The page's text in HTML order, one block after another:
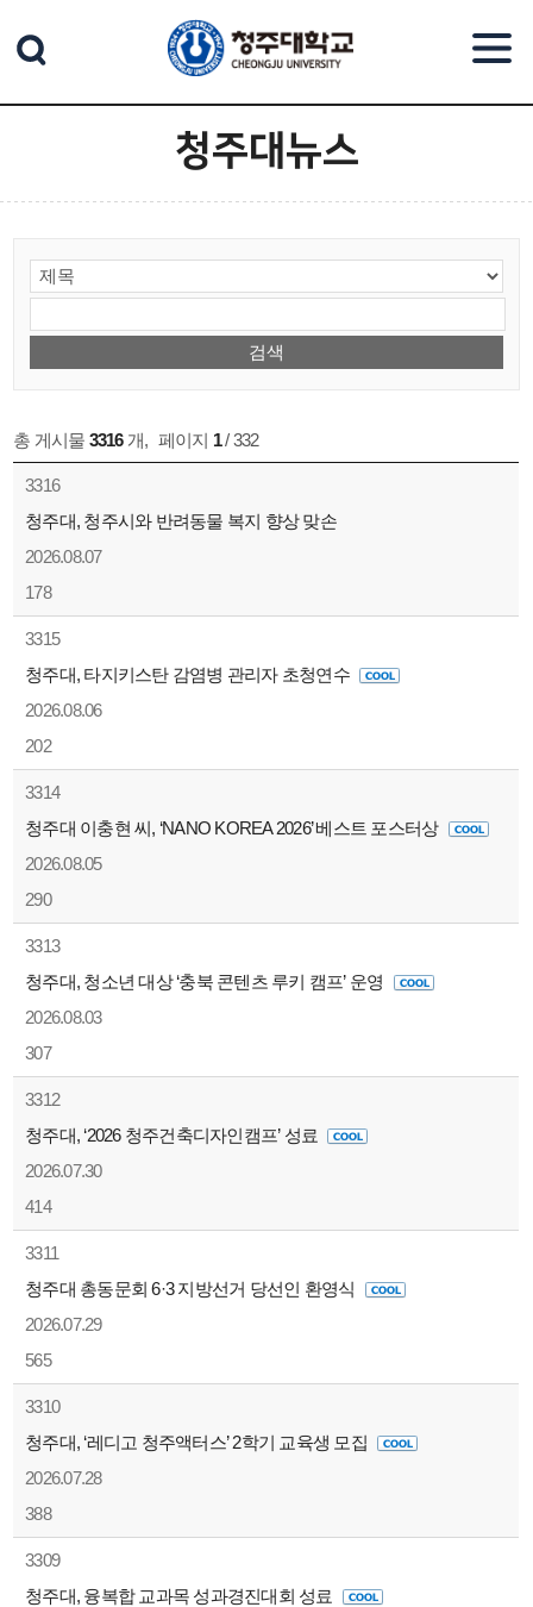
청주대뉴스
총 게시물 3316개, 페이지 1/ 332
3316
청주대, 청주시와 반려동물 복지 향상 맞손
2026.08.07
178
3315
청주대, 타지키스탄 감염병 관리자 초청연수
2026.08.06
202
3314
청주대 이충현 씨, ‘NANO KOREA 2026’ 베스트 포스터상
2026.08.05
290
3313
청주대, 청소년 대상 ‘충북 콘텐츠 루키 캠프’ 운영
2026.08.03
307
3312
청주대, ‘2026 청주건축디자인캠프’ 성료
2026.07.30
414
3311
청주대 총동문회 6·3 지방선거 당선인 환영식
2026.07.29
565
3310
청주대, ‘레디고 청주액터스’ 2학기 교육생 모집
2026.07.28
388
3309
청주대, 융복합 교과목 성과경진대회 성료